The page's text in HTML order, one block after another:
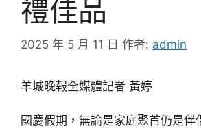
禮佳品
2025 年 5 月 11 日 作者: admin
羊城晚報全媒體記者 黃婷
國慶假期，無論是家庭聚首仍是伴